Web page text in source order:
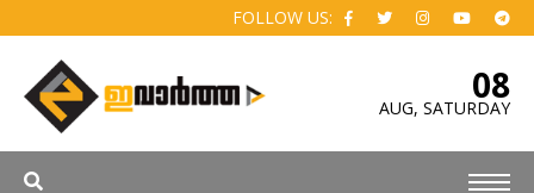
FOLLOW US:
08
AUG, SATURDAY